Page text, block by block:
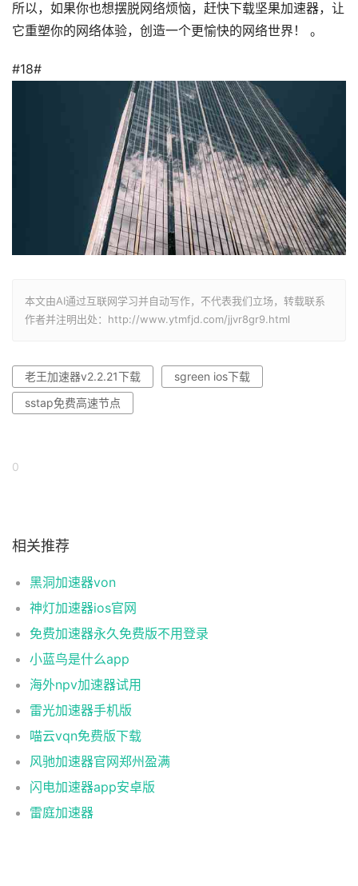
所以，如果你也想摆脱网络烦恼，赶快下载坚果加速器，让
它重塑你的网络体验，创造一个更愉快的网络世界！ 。
#18#
本文由AI通过互联网学习并自动写作，不代表我们立场，转载联系
作者并注明出处：http://www.ytmfjd.com/jjvr8gr9.html
老王加速器v2.2.21下载
sgreen ios下载
sstap免费高速节点
0
相关推荐
黑洞加速器von
神灯加速器ios官网
免费加速器永久免费版不用登录
小蓝鸟是什么app
海外npv加速器试用
雷光加速器手机版
喵云vqn免费版下载
风驰加速器官网郑州盈满
闪电加速器app安卓版
雷庭加速器